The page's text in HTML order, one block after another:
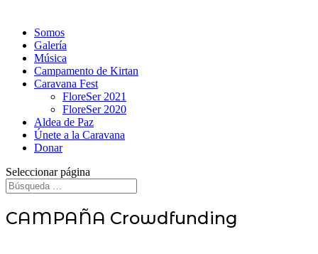
Somos
Galería
Música
Campamento de Kirtan
Caravana Fest
FloreSer 2021
FloreSer 2020
Aldea de Paz
Únete a la Caravana
Donar
Seleccionar página
CAMPAÑA Crowdfunding